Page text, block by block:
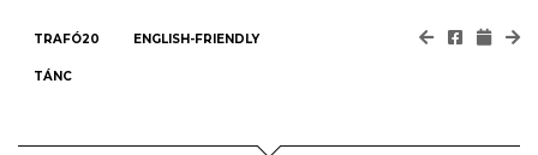
TRAFÓ20 ENGLISH-FRIENDLY
TÁNC